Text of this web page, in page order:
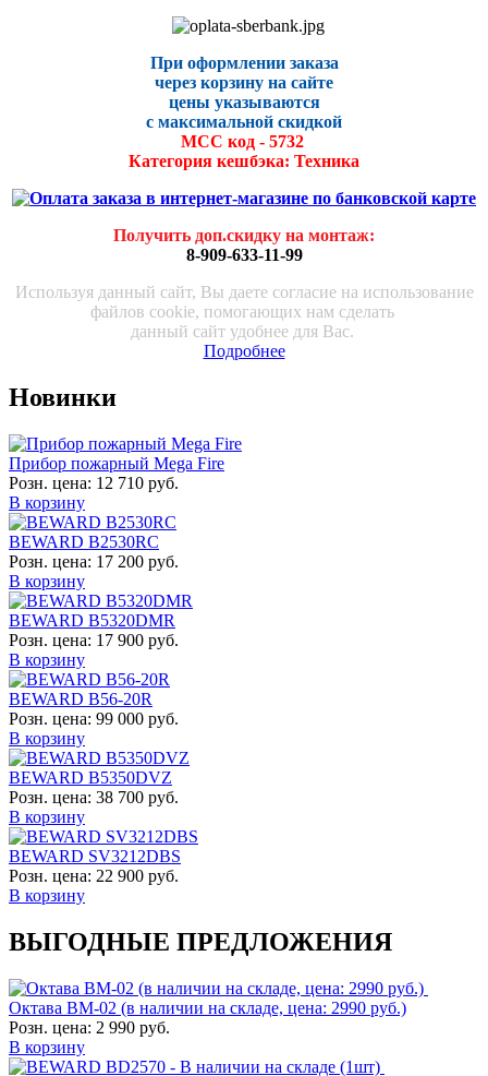
При оформлении заказа
через корзину на сайте
цены указываются
с максимальной скидкой
МСС код - 5732
Категория кешбэка: Техника
Получить доп.скидку на монтаж:
8-909-633-11-99
Используя данный сайт, Вы даете согласие на использование
файлов cookie, помогающих нам сделать
данный сайт удобнее для Вас.
Подробнее
Новинки
Прибор пожарный Mega Fire
Розн. цена: 12 710 руб.
В корзину
BEWARD B2530RC
Розн. цена: 17 200 руб.
В корзину
BEWARD B5320DMR
Розн. цена: 17 900 руб.
В корзину
BEWARD B56-20R
Розн. цена: 99 000 руб.
В корзину
BEWARD B5350DVZ
Розн. цена: 38 700 руб.
В корзину
BEWARD SV3212DBS
Розн. цена: 22 900 руб.
В корзину
ВЫГОДНЫЕ ПРЕДЛОЖЕНИЯ
Октава ВМ-02 (в наличии на складе, цена: 2990 руб.)
Розн. цена: 2 990 руб.
В корзину